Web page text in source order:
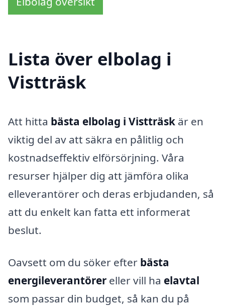
Lista över elbolag i
Vistträsk
Att hitta bästa elbolag i Vistträsk är en
viktig del av att säkra en pålitlig och
kostnadseffektiv elförsörjning. Våra
resurser hjälper dig att jämföra olika
elleverantörer och deras erbjudanden, så
att du enkelt kan fatta ett informerat
beslut.
Oavsett om du söker efter bästa
energileverantörer eller vill ha elavtal
som passar din budget, så kan du på